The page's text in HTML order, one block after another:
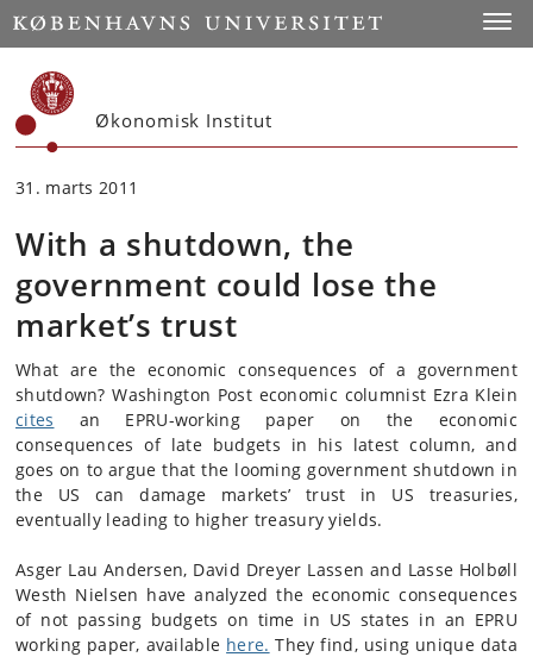
Start
Økonomisk Institut
31. marts 2011
With a shutdown, the
government could lose the
market’s trust
What are the economic consequences of a government
shutdown? Washington Post economic columnist Ezra Klein
cites an EPRU-working paper on the economic
consequences of late budgets in his latest column, and
goes on to argue that the looming government shutdown in
the US can damage markets’ trust in US treasuries,
eventually leading to higher treasury yields.
Asger Lau Andersen, David Dreyer Lassen and Lasse Holbøll
Westh Nielsen have analyzed the economic consequences
of not passing budgets on time in US states in an EPRU
working paper, available here. They find, using unique data